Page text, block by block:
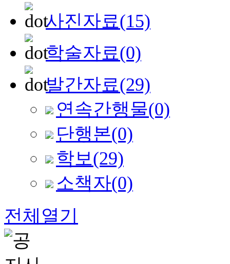
사진자료(15)
학술자료(0)
발간자료(29)
연속간행물(0)
단행본(0)
학보(29)
소책자(0)
전체열기